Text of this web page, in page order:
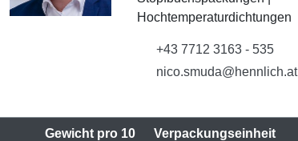
Hochtemperaturdichtungen
+43 7712 3163 - 535
nico.smuda@hennlich.at
Gewicht pro 10
Verpackungseinheit